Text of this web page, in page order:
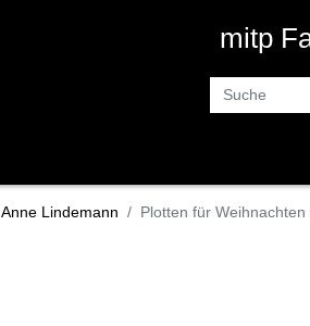
mitp
Suche
Anne Lindemann Plotten für Weihnachten